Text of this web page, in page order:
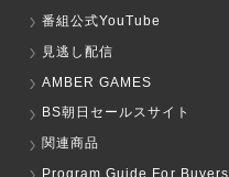
番組公式YouTube
見逃し配信
AMBER GAMES
BS朝日セールスサイト
関連商品